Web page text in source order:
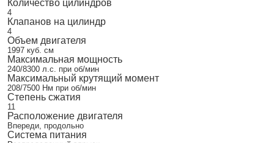
Количество цилиндров
4
Клапанов на цилиндр
4
Объем двигателя
1997 куб. см
Максимальная мощность
240/8300 л.с. при об/мин
Максимальный крутящий момент
208/7500 Нм при об/мин
Степень сжатия
11
Расположение двигателя
Впереди, продольно
Система питания